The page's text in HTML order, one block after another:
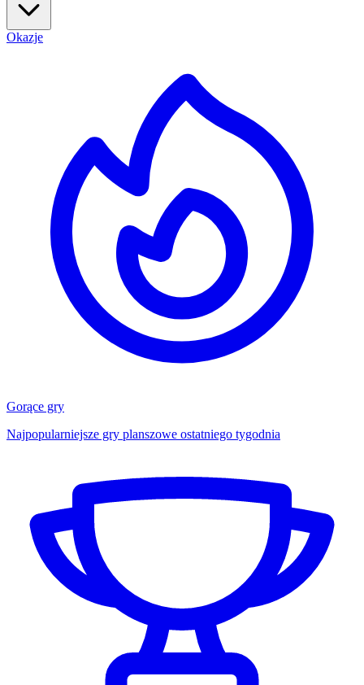
Okazje
Gorące gry
Najpopularniejsze gry planszowe ostatniego tygodnia